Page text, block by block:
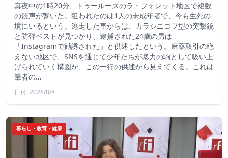
真夜中の1時20分、トゥールーズのラ・フォレット地区で複数
の銃声が響いた。狙われたのは1人の未成年者で、今も生死の
境にいるという。逃走した車からは、カラシニコフ型の突撃銃
と防弾ベストが見つかり、逮捕された24歳の男は
「Instagramで勧誘された」と供述したという。麻薬取引の絶
えない地区で、SNSを通じて少年たちが暴力の駒として吸い上
げられていく構図が、この一行の供述から見えてくる。これは
筆者の…
日付: 2026/8/8
暮らし・教育・健康